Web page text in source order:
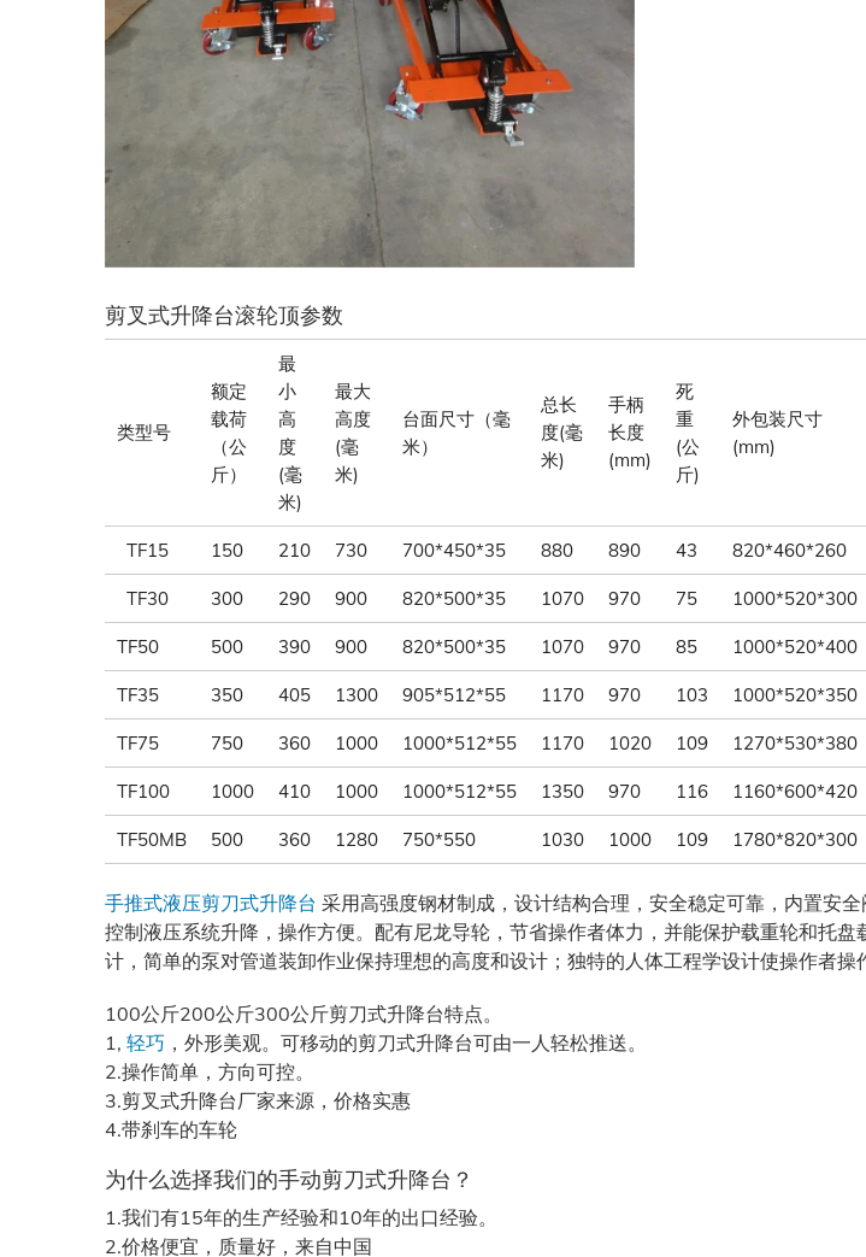
剪叉式升降台滚轮顶参数
类型号
额定
载荷
（公
斤）
最
小
高
度
(毫
米)
最大
高度
(毫
米)
台面尺寸（毫
米）
总长
度(毫
米)
手柄
长度
(mm)
死
重
(公
斤)
外包装尺寸
(mm)
TF15 150 210 730 700*450*35 880 890 43 820*460*260
TF30 300 290 900 820*500*35 1070 970 75 1000*520*300
TF50 500 390 900 820*500*35 1070 970 85 1000*520*400
TF35 350 405 1300 905*512*55 1170 970 103 1000*520*350
TF75 750 360 1000 1000*512*55 1170 1020 109 1270*530*380
TF100 1000 410 1000 1000*512*55 1350 970 116 1160*600*420
TF50MB 500 360 1280 750*550 1030 1000 109 1780*820*300
手推式液压剪刀式升降台 采用高强度钢材制成，设计结构合理，安全稳定可靠，内置安
控制液压系统升降，操作方便。配有尼龙导轮，节省操作者体力，并能保护载重轮和托盘
计，简单的泵对管道装卸作业保持理想的高度和设计；独特的人体工程学设计使操作者操
100公斤200公斤300公斤剪刀式升降台特点。
1, 轻巧 ，外形美观。可移动的剪刀式升降台可由一人轻松推送。
2.操作简单，方向可控。
3.剪叉式升降台厂家来源，价格实惠
4.带刹车的车轮
为什么选择我们的手动剪刀式升降台？
1.我们有15年的生产经验和10年的出口经验。
2.价格便宜，质量好，来自中国